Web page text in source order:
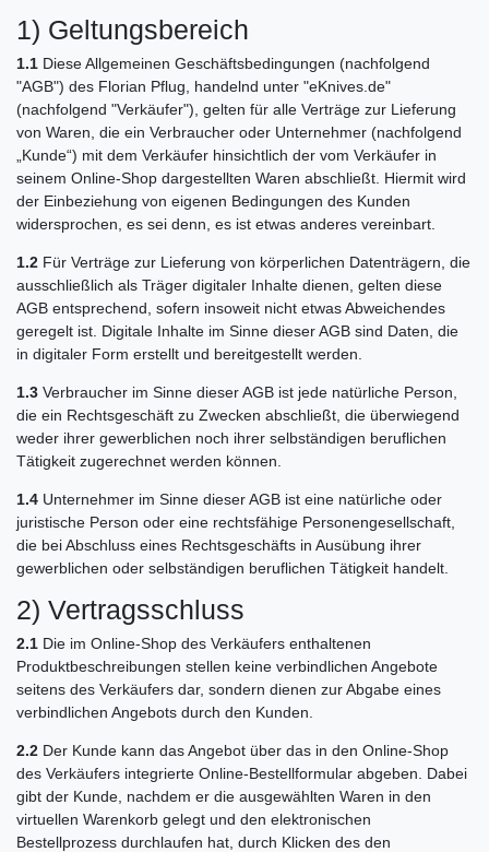
1) Geltungsbereich
1.1 Diese Allgemeinen Geschäftsbedingungen (nachfolgend
"AGB") des Florian Pflug, handelnd unter "eKnives.de"
(nachfolgend "Verkäufer"), gelten für alle Verträge zur Lieferung
von Waren, die ein Verbraucher oder Unternehmer (nachfolgend
„Kunde“) mit dem Verkäufer hinsichtlich der vom Verkäufer in
seinem Online-Shop dargestellten Waren abschließt. Hiermit wird
der Einbeziehung von eigenen Bedingungen des Kunden
widersprochen, es sei denn, es ist etwas anderes vereinbart.
1.2 Für Verträge zur Lieferung von körperlichen Datenträgern, die
ausschließlich als Träger digitaler Inhalte dienen, gelten diese
AGB entsprechend, sofern insoweit nicht etwas Abweichendes
geregelt ist. Digitale Inhalte im Sinne dieser AGB sind Daten, die
in digitaler Form erstellt und bereitgestellt werden.
1.3 Verbraucher im Sinne dieser AGB ist jede natürliche Person,
die ein Rechtsgeschäft zu Zwecken abschließt, die überwiegend
weder ihrer gewerblichen noch ihrer selbständigen beruflichen
Tätigkeit zugerechnet werden können.
1.4 Unternehmer im Sinne dieser AGB ist eine natürliche oder
juristische Person oder eine rechtsfähige Personengesellschaft,
die bei Abschluss eines Rechtsgeschäfts in Ausübung ihrer
gewerblichen oder selbständigen beruflichen Tätigkeit handelt.
2) Vertragsschluss
2.1 Die im Online-Shop des Verkäufers enthaltenen
Produktbeschreibungen stellen keine verbindlichen Angebote
seitens des Verkäufers dar, sondern dienen zur Abgabe eines
verbindlichen Angebots durch den Kunden.
2.2 Der Kunde kann das Angebot über das in den Online-Shop
des Verkäufers integrierte Online-Bestellformular abgeben. Dabei
gibt der Kunde, nachdem er die ausgewählten Waren in den
virtuellen Warenkorb gelegt und den elektronischen
Bestellprozess durchlaufen hat, durch Klicken des den